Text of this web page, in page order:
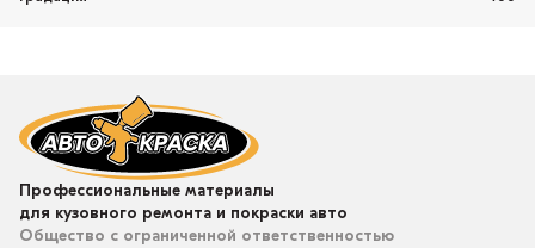
Профессиональные материалы
для кузовного ремонта и покраски авто
Общество с ограниченной ответственностью